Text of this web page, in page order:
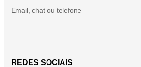
Email, chat ou telefone
REDES SOCIAIS